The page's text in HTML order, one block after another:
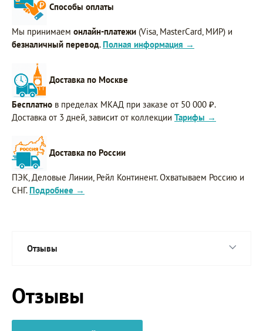
Способы оплаты
Мы принимаем онлайн-платежи (Visa, MasterCard, МИР) и
безналичный перевод. Полная информация →
Доставка по Москве
Бесплатно в пределах МКАД при заказе от 50 000 ₽.
Доставка от 3 дней, зависит от коллекции Тарифы →
Доставка по России
ПЭК, Деловые Линии, Рейл Континент. Охватываем Россию и
СНГ. Подробнее →
Отзывы
Отзывы